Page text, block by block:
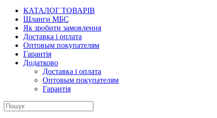
КАТАЛОГ ТОВАРІВ
Шланги МБС
Як зробити замовлення
Доставка і оплата
Оптовым покупателям
Гарантія
Додатково
Доставка і оплата
Оптовым покупателям
Гарантія